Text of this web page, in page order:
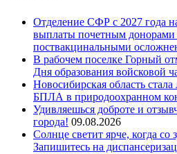
Отделение СФР с 2027 года
выплаты почетным
поствакцинальными
В рабочем поселке Горный
Дня образования войсковой
Новосибирская область
БПЛА в природоохранном
Удивляешься доброте и
города! 09.08.2026
Солнце светит ярче, когда со
Запишитесь на